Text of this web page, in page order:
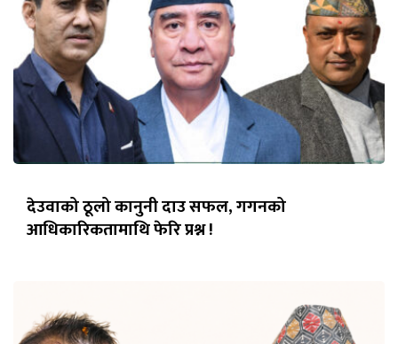
देउवाको ठूलो कानुनी दाउ सफल, गगनको
आधिकारिकतामाथि फेरि प्रश्न !